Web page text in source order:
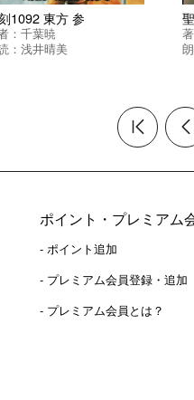
1092 東方 参
： 千葉暁
： 浅井晴美
ポイント・プレミアム
- ポイント追加
- プレミアム会員登録・追加
- プレミアム会員とは？